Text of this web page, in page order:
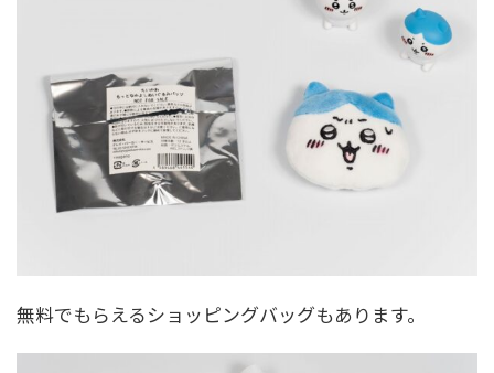
無料でもらえるショッピングバッグもあります。